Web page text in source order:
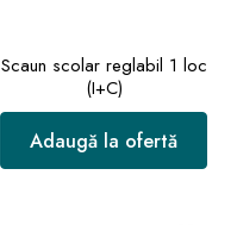
Scaun scolar reglabil 1 loc
(I+C)
Adaugă la ofertă